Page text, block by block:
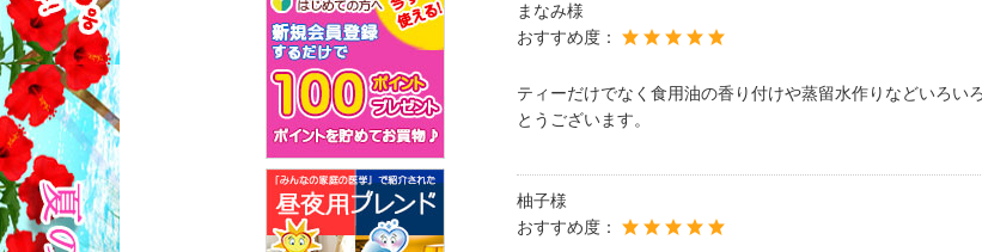
まなみ様
おすすめ度：
ティーだけでなく食用油の香り付けや蒸留水作りなどいろ
とうございます。
柚子様
おすすめ度：